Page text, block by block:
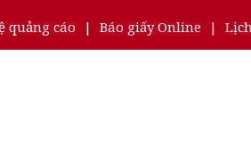
quảng cáo | Báo giấy Online |